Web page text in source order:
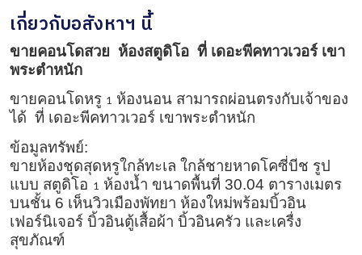
เกี่ยวกับอสังหาฯ นี้
ขายคอนโดสวย ห้องสตูดิโอ ที่ เดอะพีคทาวเวอร์ เขา
พระตำหนัก
ขายคอนโดหรู 1 ห้องนอน สามารถผ่อนตรงกับเจ้าของ
ได้ ที่ เดอะพีคทาวเวอร์ เขาพระตำหนัก
ข้อมูลทรัพย์:
ขายห้องชุดสุดหรูใกล้ทะเล ใกล้ชายหาดโคซี่บีช รูป
แบบ สตูดิโอ 1 ห้องน้ำ ขนาดพื้นที่ 30.04 ตารางเมตร
บนชั้น 6 เห็นวิวเมืองพัทยา ห้องใหม่พร้อมบิ้วอิน
เฟอร์นิเจอร์ บิ้วอินตู้เสื้อผ้า บิ้วอินครัว และเครื่ง
สุขภัณฑ์